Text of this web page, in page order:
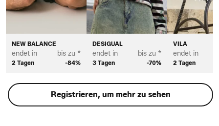
NEW BALANCE
endet in
2 Tagen
bis zu *
-84%
DESIGUAL
endet in
3 Tagen
bis zu *
-70%
VILA
endet in
2 Tagen
Registrieren, um mehr zu sehen